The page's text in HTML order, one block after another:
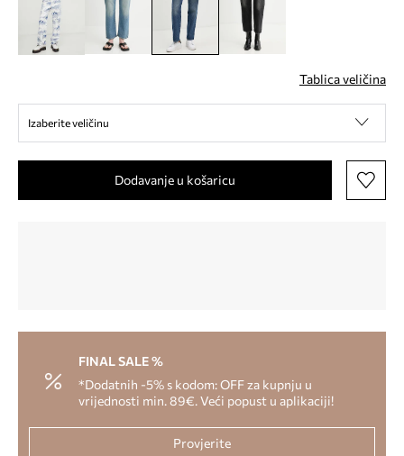
Tablica veličina
Izaberite veličinu
Dodavanje u košaricu
FINAL SALE %
*Dodatnih -5% s kodom: OFF za kupnju u
vrijednosti min. 89€. Veći popust u aplikaciji!
Provjerite